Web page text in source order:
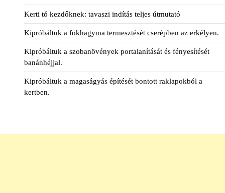
Kerti tó kezdőknek: tavaszi indítás teljes útmutató
Kipróbáltuk a fokhagyma termesztését cserépben az erkélyen.
Kipróbáltuk a szobanövények portalanítását és fényesítését
banánhéjjal.
Kipróbáltuk a magaságyás építését bontott raklapokból a
kertben.